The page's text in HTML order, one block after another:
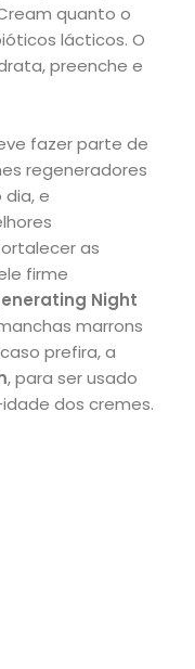
quanto o
lácticos. O
preenche e
fazer parte de
regeneradores
e
as
firme
Night
marrons
prefira, a
, para ser usado
dos cremes.